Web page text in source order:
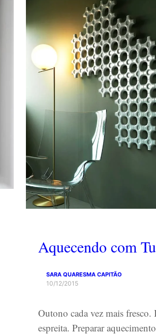
Aquecendo com
SARA QUARESMA CAPITÃO
10/12/2015
Outono cada vez mais fresco.
espreita. Preparar